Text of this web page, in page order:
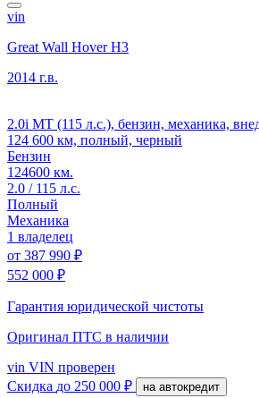
vin
Great Wall Hover H3
2014 г.в.
2.0i MT (115 л.с.), бензин, механика,
124 600 км, полный, черный
Бензин
124600 км.
2.0 / 115 л.с.
Полный
Механика
1 владелец
от 387 990 ₽
552 000 ₽
Гарантия юридической чистоты
Оригинал ПТС в наличии
vin VIN проверен
Скидка до 250 000 ₽ на автокредит